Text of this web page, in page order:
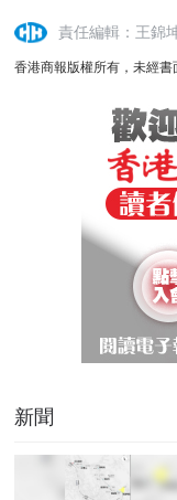
責任編輯：王錦
香港商報版權所有，未經書
新聞